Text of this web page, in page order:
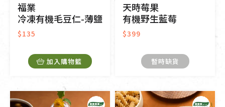
福業
冷凍有機毛豆仁-薄鹽
$135
加入購物籃
天時莓果
有機野生藍莓
$399
暫時缺貨